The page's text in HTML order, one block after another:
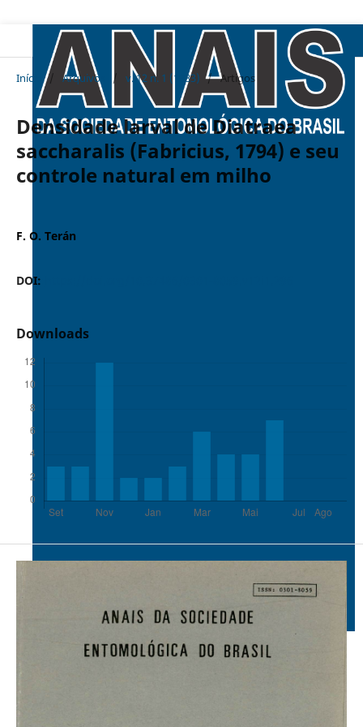
Início / Arquivos / v. 12 n. 1 (1983) / Artigos
Densidade larval de Diatraea
saccharalis (Fabricius, 1794) e seu
controle natural em milho
F. O. Terán
DOI:
Downloads